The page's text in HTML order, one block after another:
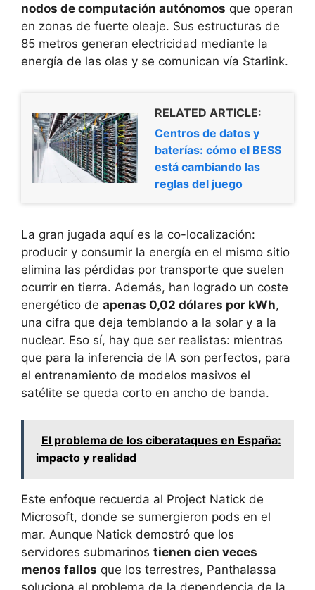
nodos de computación autónomos que operan
en zonas de fuerte oleaje. Sus estructuras de
85 metros generan electricidad mediante la
energía de las olas y se comunican vía Starlink.
RELATED ARTICLE:
Centros de datos y
baterías: cómo el BESS
está cambiando las
reglas del juego
La gran jugada aquí es la co-localización:
producir y consumir la energía en el mismo sitio
elimina las pérdidas por transporte que suelen
ocurrir en tierra. Además, han logrado un coste
energético de apenas 0,02 dólares por kWh,
una cifra que deja temblando a la solar y a la
nuclear. Eso sí, hay que ser realistas: mientras
que para la inferencia de IA son perfectos, para
el entrenamiento de modelos masivos el
satélite se queda corto en ancho de banda.
El problema de los ciberataques en España:
impacto y realidad
Este enfoque recuerda al Project Natick de
Microsoft, donde se sumergieron pods en el
mar. Aunque Natick demostró que los
servidores submarinos tienen cien veces
menos fallos que los terrestres, Panthalassa